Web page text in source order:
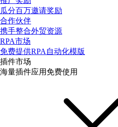
瓜分百万邀请奖励
合作伙伴
携手整合外贸资源
RPA市场
免费提供RPA自动化模版
插件市场
海量插件应用免费使用